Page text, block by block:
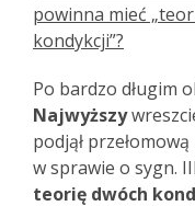
powinna mieć
kondykcji”?
Po bardzo długim
Najwyższy
podjął
w sprawie o sygn.
teorię dwóch